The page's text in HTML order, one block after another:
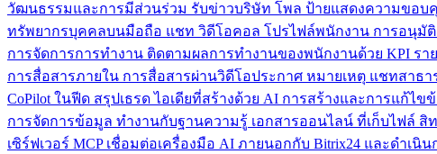
วัฒนธรรมและการมีส่วนร่วม รับข่าวบริษัท โพล ป้ายแสดงความขอ
ทรัพยากรบุคคลบนมือถือ แชท วิดีโอคอล โปรไฟล์พนักงาน การอนุมัติ
การจัดการการทำงาน ติดตามผลการทำงานของพนักงานด้วย KPI ร
การสื่อสารภายใน การสื่อสารผ่านวิดีโอประกาศ หมายเหตุ แชทสาธ
CoPilot ในฟีด สรุปเธรด ไอเดียที่สร้างด้วย AI การสร้างและการแก้
การจัดการข้อมูล ทำงานกับฐานความรู้ เอกสารออนไลน์ ที่เก็บไฟล์ สิ
เซิร์ฟเวอร์ MCP เชื่อมต่อเครื่องมือ AI ภายนอกกับ Bitrix24 และดำเ